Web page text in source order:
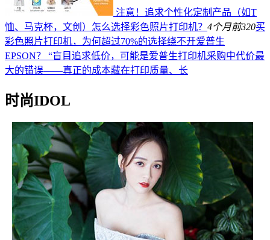
注意！追求个性化定制产品（如T
恤、马克杯，文创）怎么选择彩色照片打印机？ 4个月前320买
彩色照片打印机，为何超过70%的选择绕不开爱普生
EPSON？ “盲目追求低价，可能是爱普生打印机采购中代价最
大的错误——真正的成本藏在打印质量、长
时尚IDOL